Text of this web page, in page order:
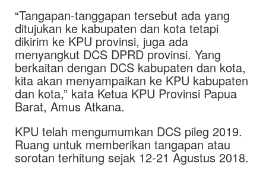
“Tangapan-tanggapan tersebut ada yang
ditujukan ke kabupaten dan kota tetapi
dikirim ke KPU provinsi, juga ada
menyangkut DCS DPRD provinsi. Yang
berkaitan dengan DCS kabupaten dan kota,
kita akan menyampaikan ke KPU kabupaten
dan kota,” kata Ketua KPU Provinsi Papua
Barat, Amus Atkana.
KPU telah mengumumkan DCS pileg 2019.
Ruang untuk memberikan tangapan atau
sorotan terhitung sejak 12-21 Agustus 2018.